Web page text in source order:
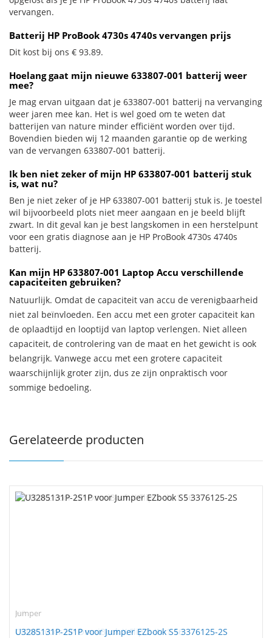
vervangen.
Batterij HP ProBook 4730s 4740s vervangen prijs
Dit kost bij ons € 93.89.
Hoelang gaat mijn nieuwe 633807-001 batterij weer
mee?
Je mag ervan uitgaan dat je 633807-001 batterij na vervanging
weer jaren mee kan. Het is wel goed om te weten dat
batterijen van nature minder efficiënt worden over tijd.
Bovendien bieden wij 12 maanden garantie op de werking
van de vervangen 633807-001 batterij.
Ik ben niet zeker of mijn HP 633807-001 batterij stuk
is, wat nu?
Ben je niet zeker of je HP 633807-001 batterij stuk is. Je toestel
wil bijvoorbeeld plots niet meer aangaan en je beeld blijft
zwart. In dit geval kan je best langskomen in een herstelpunt
voor een gratis diagnose aan je HP ProBook 4730s 4740s
batterij.
Kan mijn HP 633807-001 Laptop Accu verschillende
capaciteiten gebruiken?
Natuurlijk. Omdat de capaciteit van accu de verenigbaarheid
niet zal beïnvloeden. Een accu met een groter capaciteit kan
de oplaadtijd en looptijd van laptop verlengen. Niet alleen
capaciteit, de controlering van de maat en het gewicht is ook
belangrijk. Vanwege accu met een grotere capaciteit
waarschijnlijk groter zijn, dus ze zijn onpraktisch voor
sommige bedoeling.
Gerelateerde producten
Jumper
U3285131P-2S1P voor Jumper EZbook S5 3376125-2S